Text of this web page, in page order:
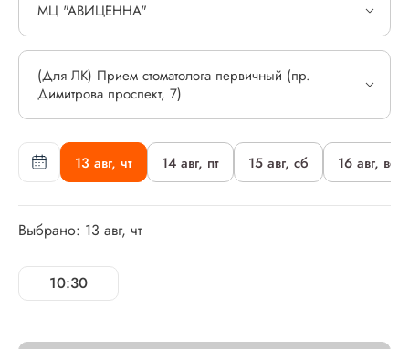
13 авг, чт 14 авг, пт 15 авг, сб 16 авг, вс
Выбрано: 13 авг, чт
10:30
МЦ "АВИЦЕННА"
(Для ЛК) Прием стоматолога первичный (пр.
Димитрова проспект, 7)